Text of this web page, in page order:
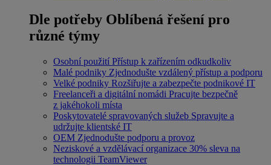
Dle potřeby Oblíbená řešení pro
různé týmy
Osobní použití Přístup k zařízením odkudkoliv
Malé podniky Zjednodušte vzdálený přístup a podporu
Velké podniky Rozšiřujte a zabezpečte podnikové IT
Freelanceři a digitální nomádi Pracujte bezpečně
z jakéhokoli místa
Poskytovatelé spravovaných služeb Spravujte a
udržujte klientské IT
OEM Zjednodušte podporu a provoz
Neziskové a vzdělávací organizace 30% sleva na
technologii TeamViewer